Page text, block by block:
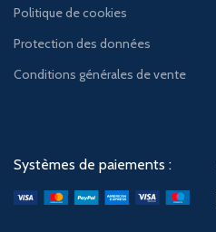
Politique de cookies
Protection des données
Conditions générales de vente
Systèmes de paiements :